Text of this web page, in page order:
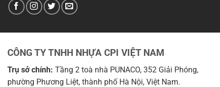
CÔNG TY TNHH NHỰA CPI VIỆT NAM
Trụ sở chính: Tầng 2 toà nhà PUNACO, 352 Giải Phóng,
phường Phương Liệt, thành phố Hà Nội, Việt Nam.